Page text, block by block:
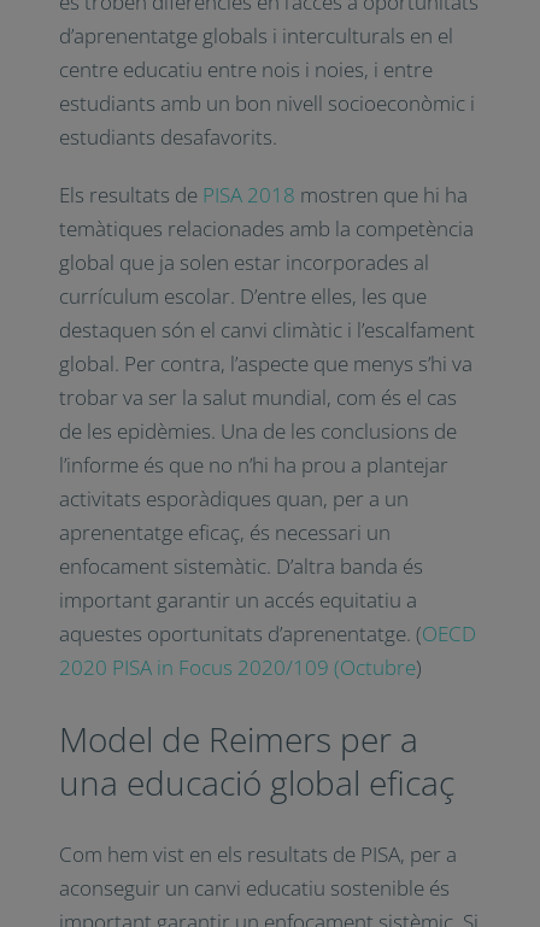
d’aprenentatge globals i interculturals en el
centre educatiu entre nois i noies, i entre
estudiants amb un bon nivell socioeconòmic i
estudiants desafavorits.
Els resultats de PISA 2018 mostren que hi ha
temàtiques relacionades amb la competència
global que ja solen estar incorporades al
currículum escolar. D’entre elles, les que
destaquen són el canvi climàtic i l’escalfament
global. Per contra, l’aspecte que menys s’hi va
trobar va ser la salut mundial, com és el cas
de les epidèmies. Una de les conclusions de
l’informe és que no n’hi ha prou a plantejar
activitats esporàdiques quan, per a un
aprenentatge eficaç, és necessari un
enfocament sistemàtic. D’altra banda és
important garantir un accés equitatiu a
aquestes oportunitats d’aprenentatge. (OECD
2020 PISA in Focus 2020/109 (Octubre)
Model de Reimers per a
una educació global eficaç
Com hem vist en els resultats de PISA, per a
aconseguir un canvi educatiu sostenible és